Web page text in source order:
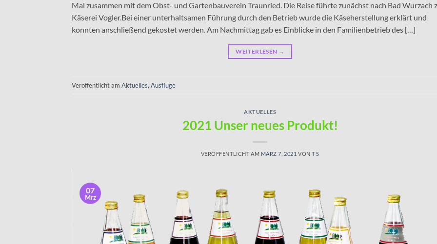
Mal zusammen mit dem Obst- und Gartenbauverein Traunried. Die Reise führte zunächst nach Bad Wurzach
Käserei Vogler.Bei einer unterhaltsamen Führung durch den Betrieb wurde die Käseherstellung erklärt und
konnten anschließend gekostet werden. Am Nachmittag gab es Einblicke in den Familienbetrieb des […]
WEITERLESEN →
Veröffentlicht am Aktuelles, Ausflüge
AKTUELLES
2021 Unser neues Produkt!
VERÖFFENTLICHT AM MÄRZ 7, 2021 VONT S
07
Mrz